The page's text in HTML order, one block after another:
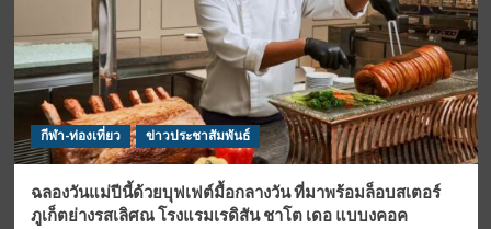
กีฬา-ท่องเที่ยว ข่าวประชาสัมพันธ์
ฉลองวันแม่ปีนี้ด้วยบุฟเฟต์มื้อกลางวัน ที่มาพร้อมล็อบสเตอร์
ภูเก็ตย่างรสเลิศณ โรงแรมเรดิสัน ชาโต เดอ แบบงคอค